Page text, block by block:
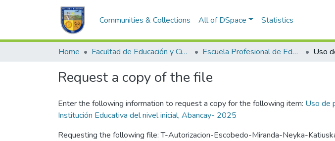
Communities & Collections All of DSpace Statistics
Home Facultad de Educación y Ciencias Sociales Escuela Profesional de Educación Inicial Intercultural Bilingüe: Primera y Segunda Infancia
Request a copy of the file
Enter the following information to request a copy for the following item: Uso de
Institución Educativa del nivel inicial, Abancay- 2025
Requesting the following file: T-Autorizacion-Escobedo-Miranda-Neyka-